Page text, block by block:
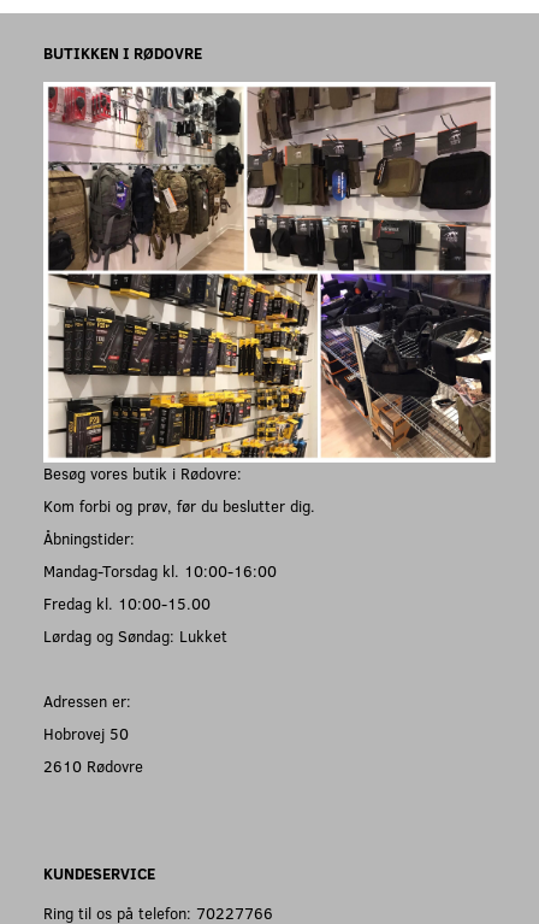
BUTIKKEN I RØDOVRE
Besøg vores butik i Rødovre:
Kom forbi og prøv, før du beslutter dig.
Åbningstider:
Mandag-Torsdag kl. 10:00-16:00
Fredag kl. 10:00-15.00
Lørdag og Søndag: Lukket
Adressen er:
Hobrovej 50
2610 Rødovre
KUNDESERVICE
Ring til os på telefon: 70227766